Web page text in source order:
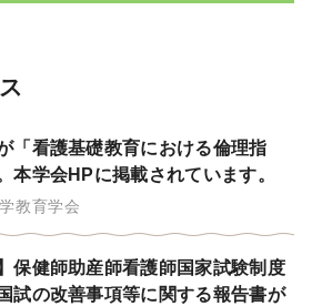
「看護基礎教育における倫理指
本学会HPに掲載されています。
教育学会
保健師助産師看護師国家試験制度
試の改善事項等に関する報告書が